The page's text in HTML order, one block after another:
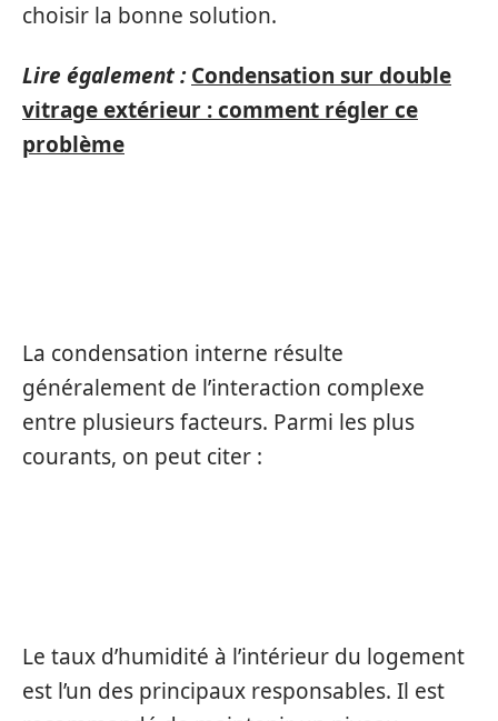
choisir la bonne solution.
Lire également : Condensation sur double
vitrage extérieur : comment régler ce
problème
La condensation interne résulte
généralement de l’interaction complexe
entre plusieurs facteurs. Parmi les plus
courants, on peut citer :
Le taux d’humidité à l’intérieur du logement
est l’un des principaux responsables. Il est